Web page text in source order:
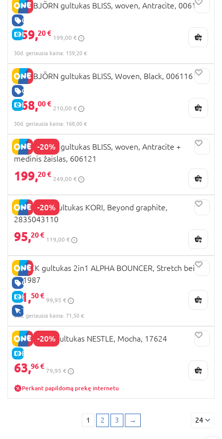
GERA KAINA
E-KAINA
BABYBJÖRN gultukas BLISS, woven, Antracite, 006121
159,20 €
199,00 €
30d. geriausia kaina: 159,20 €
GERA KAINA
E-KAINA
BABYBJÖRN gultukas BLISS, Woven, Black, 006116
168,00 €
210,00 €
30d. geriausia kaina: 168,00 €
-20%
BABYBJÖRN gultukas BLISS, woven, Antracite +
medinis žaislas, 606121
199,20 €
249,00 €
-20%
MAXI COSI gultukas KORI, Beyond graphite,
2835043110
95,20 €
119,00 €
GERA KAINA
E-KAINA
TIK INTERNETU
HAUCK gultukas 2in1 ALPHA BOUNCER, Stretch beige,
661987
71,50 €
99,95 €
30d. geriausia kaina: 71,50 €
-20%
E-KAINA
INGENUITY gultukas NESTLE, Mocha, 17624
63,96 €
79,95 €
Perkant papildomą prekę internetu
1 2 3 → 24